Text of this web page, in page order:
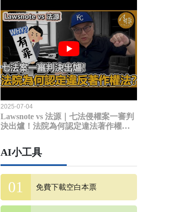
2025-07-04
Lawsnote vs 法源｜七法侵權案一審判
決出爐！法院為何認定違法著作權
AI小工具
免費下載空白本票